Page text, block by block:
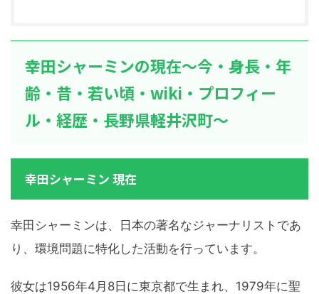
幸田シャーミンの現在～今・身長・年
齢・昔・若い頃・wiki・プロフィー
ル・経歴・長野県軽井沢町～
幸田シャーミン 現在
幸田シャーミンは、日本の著名なジャーナリストであ
り、環境問題に特化した活動を行っています。
彼女は1956年4月8日に東京都で生まれ、1979年に聖